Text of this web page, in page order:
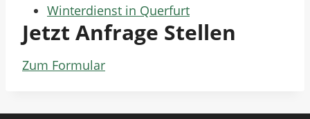
Winterdienst in Querfurt
Jetzt Anfrage Stellen
Zum Formular